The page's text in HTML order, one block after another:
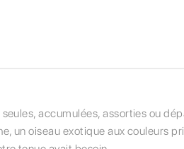
accumulées, assorties ou
un oiseau exotique aux couleurs